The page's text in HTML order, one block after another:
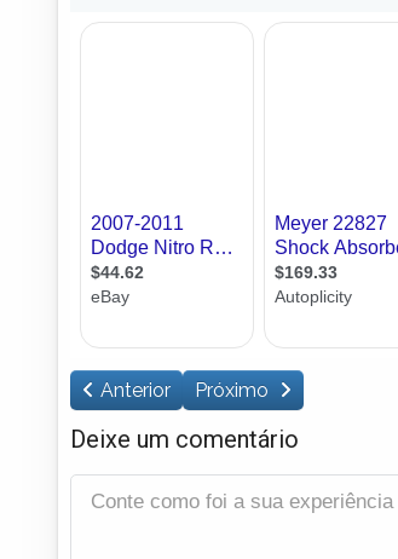
Anterior Próximo
Deixe um comentário